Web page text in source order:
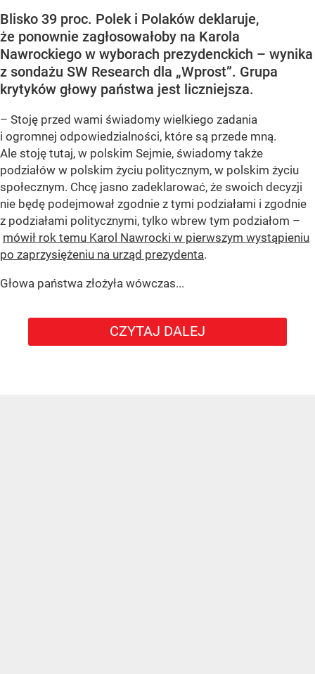
Blisko 39 proc. Polek i Polaków deklaruje,
że ponownie zagłosowałoby na Karola
Nawrockiego w wyborach prezydenckich – wynika
z sondażu SW Research dla „Wprost”. Grupa
krytyków głowy państwa jest liczniejsza.
– Stoję przed wami świadomy wielkiego zadania
i ogromnej odpowiedzialności, które są przede mną.
Ale stoję tutaj, w polskim Sejmie, świadomy także
podziałów w polskim życiu politycznym, w polskim życiu
społecznym. Chcę jasno zadeklarować, że swoich decyzji
nie będę podejmował zgodnie z tymi podziałami i zgodnie
z podziałami politycznymi, tylko wbrew tym podziałom –
mówił rok temu Karol Nawrocki w pierwszym wystąpieniu
po zaprzysiężeniu na urząd prezydenta.
Głowa państwa złożyła wówczas...
CZYTAJ DALEJ